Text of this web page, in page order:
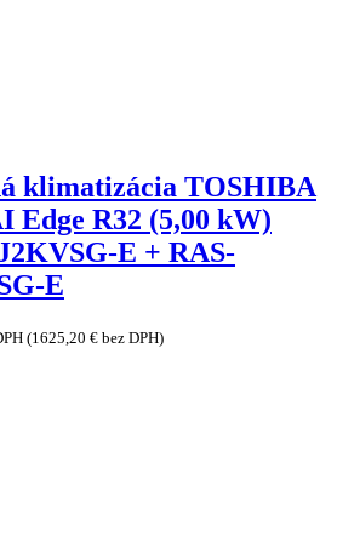
klimatizácia TOSHIBA
Edge R32 (5,00 kW)
E + RAS-
E
(1625,20 € bez DPH)